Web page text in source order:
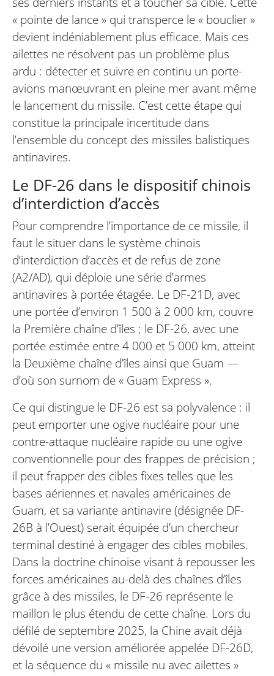
« pointe de lance » qui transperce le « bouclier »
devient indéniablement plus efficace. Mais ces
ailettes ne résolvent pas un problème plus
ardu : détecter et suivre en continu un porte-
avions manœuvrant en pleine mer avant même
le lancement du missile. C’est cette étape qui
constitue la principale incertitude dans
l’ensemble du concept des missiles balistiques
antinavires.
Le DF-26 dans le dispositif chinois
d’interdiction d’accès
Pour comprendre l’importance de ce missile, il
faut le situer dans le système chinois
d’interdiction d’accès et de refus de zone
(A2/AD), qui déploie une série d’armes
antinavires à portée étagée. Le DF-21D, avec
une portée d’environ 1 500 à 2 000 km, couvre
la Première chaîne d’îles ; le DF-26, avec une
portée estimée entre 4 000 et 5 000 km, atteint
la Deuxième chaîne d’îles ainsi que Guam —
d’où son surnom de « Guam Express ».
Ce qui distingue le DF-26 est sa polyvalence : il
peut emporter une ogive nucléaire pour une
contre-attaque nucléaire rapide ou une ogive
conventionnelle pour des frappes de précision ;
il peut frapper des cibles fixes telles que les
bases aériennes et navales américaines de
Guam, et sa variante antinavire (désignée DF-
26B à l’Ouest) serait équipée d’un chercheur
terminal destiné à engager des cibles mobiles.
Dans la doctrine chinoise visant à repousser les
forces américaines au-delà des chaînes d’îles
grâce à des missiles, le DF-26 représente le
maillon le plus étendu de cette chaîne. Lors du
défilé de septembre 2025, la Chine avait déjà
dévoilé une version améliorée appelée DF-26D,
et la séquence du « missile nu avec ailettes »